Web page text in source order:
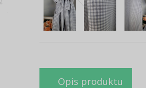
Opis produktu